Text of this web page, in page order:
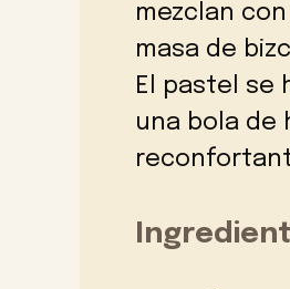
mezclan
masa de
El pastel se
una bola de